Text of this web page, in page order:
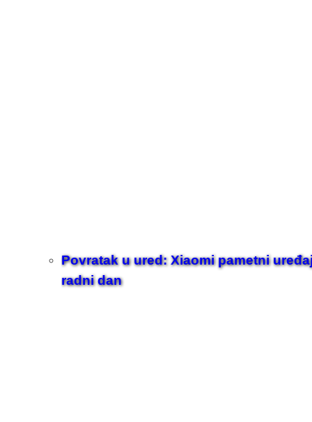
Povratak u ured: Xiaomi pametni
radni dan